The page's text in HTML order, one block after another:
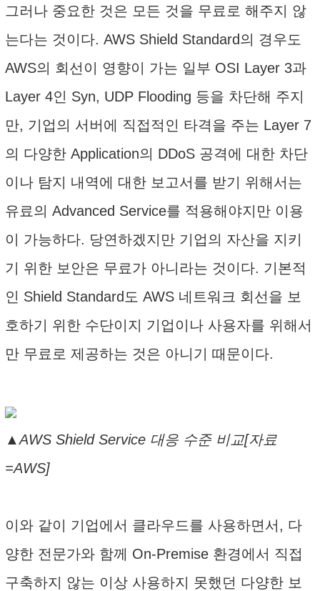
그러나 중요한 것은 모든 것을 무료로 해주지 않
는다는 것이다. AWS Shield Standard의 경우도
AWS의 회선이 영향이 가는 일부 OSI Layer 3과
Layer 4인 Syn, UDP Flooding 등을 차단해 주지
만, 기업의 서버에 직접적인 타격을 주는 Layer 7
의 다양한 Application의 DDoS 공격에 대한 차단
이나 탐지 내역에 대한 보고서를 받기 위해서는
유료의 Advanced Service를 적용해야지만 이용
이 가능하다. 당연하겠지만 기업의 자산을 지키
기 위한 보안은 무료가 아니라는 것이다. 기본적
인 Shield Standard도 AWS 네트워크 회선을 보
호하기 위한 수단이지 기업이나 사용자를 위해서
만 무료로 제공하는 것은 아니기 때문이다.
▲AWS Shield Service 대응 수준 비교[자료
=AWS]
이와 같이 기업에서 클라우드를 사용하면서, 다
양한 전문가와 함께 On-Premise 환경에서 직접
구축하지 않는 이상 사용하지 못했던 다양한 보